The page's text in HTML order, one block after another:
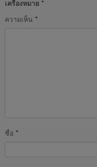
เครื่องหมาย *
ความเห็น *
ชื่อ *